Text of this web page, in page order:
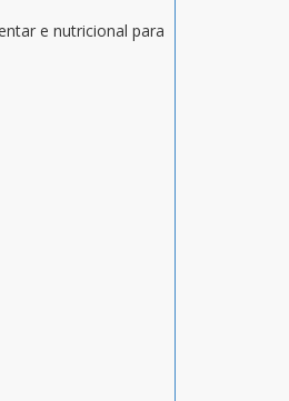
e nutricional para